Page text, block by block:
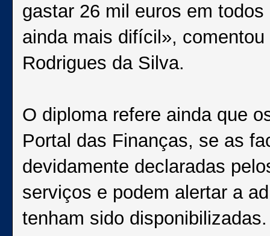
gastar 26 mil euros em
ainda mais difícil»,
Rodrigues da Silva.
O diploma refere ainda que
Portal das Finanças, se as
devidamente declaradas
serviços e podem alertar a
tenham sido disponibilizadas.